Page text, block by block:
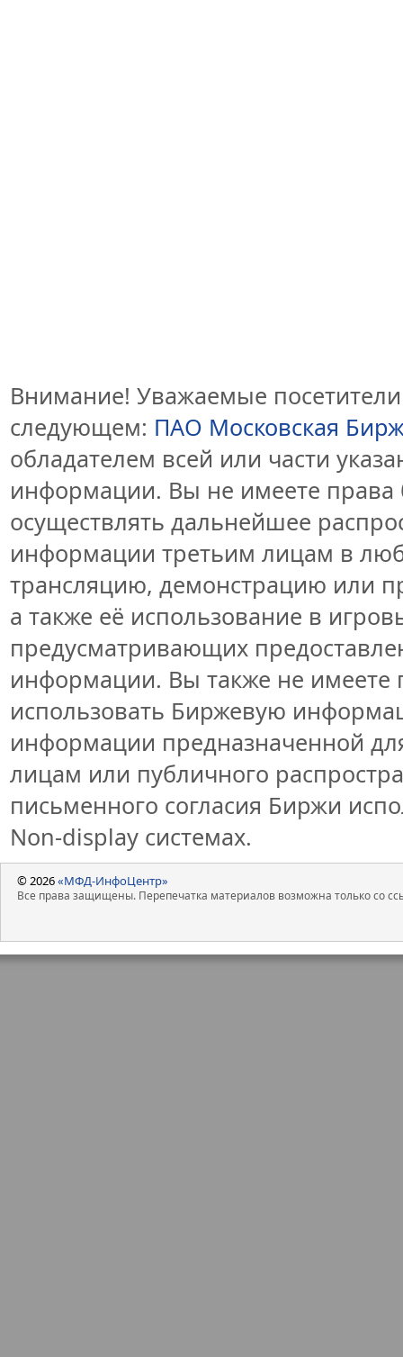
Внимание! Уважаемые
следующем: ПАО Московская
обладателем всей или части
информации. Вы не имеете права
осуществлять дальнейшее
информации третьим лицам в
трансляцию, демонстрацию или
а также её использование в
предусматривающих
информации. Вы также не имеете
использовать Биржевую
информации предназначенной
лицам или публичного
письменного согласия Биржи
Non-display системах.
© 2026«МФД-ИнфоЦентр»
Все права защищены. Перепечатка материалов возможна только со